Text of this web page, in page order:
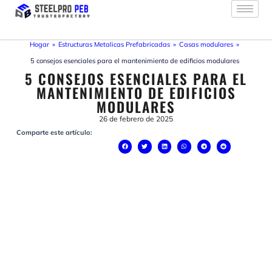
contenido
Hogar » Estructuras Metalicas Prefabricadas » Casas modulares »
5 consejos esenciales para el mantenimiento de edificios modulares
5 CONSEJOS ESENCIALES PARA EL
MANTENIMIENTO DE EDIFICIOS
MODULARES
26 de febrero de 2025
Comparte este artículo: